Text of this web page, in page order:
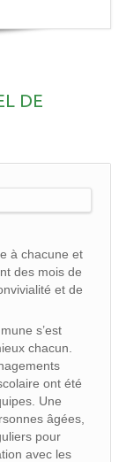
DE
à chacune et
des mois de
et de
s’est
chacun.
ont été
Une
âgées,
pour
avec les